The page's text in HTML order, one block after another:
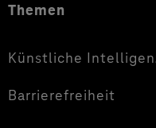
Themen
Künstliche
Barrierefreiheit